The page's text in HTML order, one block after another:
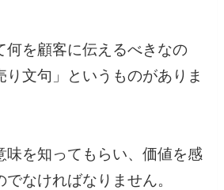
何を顧客に伝えるべきなの
り文句」というものがありま
味を知ってもらい、価値を感
でなければなりません。